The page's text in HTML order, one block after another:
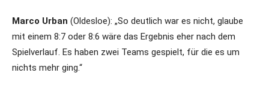
Marco Urban (Oldesloe): „So deutlich war es nicht, glaube
mit einem 8:7 oder 8:6 wäre das Ergebnis eher nach dem
Spielverlauf. Es haben zwei Teams gespielt, für die es um
nichts mehr ging.“